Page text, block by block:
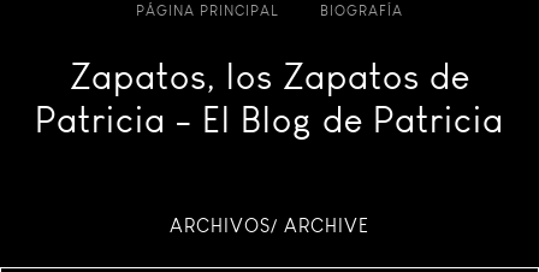
PÁGINA PRINCIPAL BIOGRAFÍA
Zapatos, los Zapatos de
Patricia - El Blog de Patricia
ARCHIVOS/ ARCHIVE